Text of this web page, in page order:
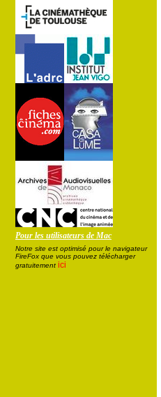
Pour les utilisateurs de Mac
Notre site est optimisé pour le navigateur
FireFox que vous pouvez télécharger
gratuitement ici